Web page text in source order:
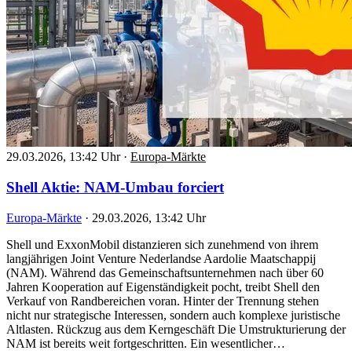
29.03.2026, 13:42 Uhr · Europa-Märkte
Shell Aktie: NAM-Umbau forciert
Europa-Märkte · 29.03.2026, 13:42 Uhr
Shell und ExxonMobil distanzieren sich zunehmend von ihrem
langjährigen Joint Venture Nederlandse Aardolie Maatschappij
(NAM). Während das Gemeinschaftsunternehmen nach über 60
Jahren Kooperation auf Eigenständigkeit pocht, treibt Shell den
Verkauf von Randbereichen voran. Hinter der Trennung stehen
nicht nur strategische Interessen, sondern auch komplexe juristische
Altlasten. Rückzug aus dem Kerngeschäft Die Umstrukturierung der
NAM ist bereits weit fortgeschritten. Ein wesentlicher…